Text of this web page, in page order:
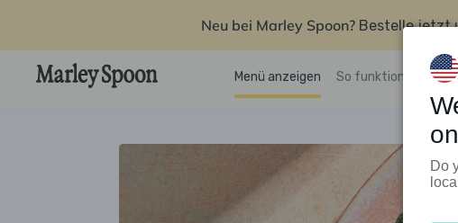
Neu bei Marley Spoon? Bestelle jetzt
Menü anzeigen So funktioniert’s
Do